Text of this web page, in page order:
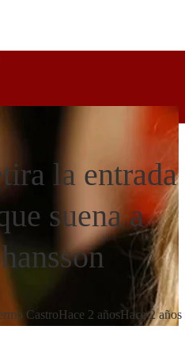
la entrada
suena a
CastroHace 2 añosHace 2 años